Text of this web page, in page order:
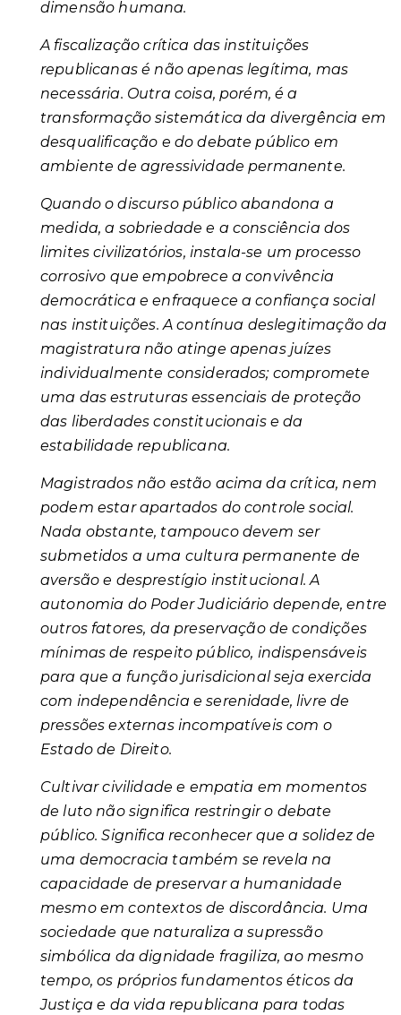
dimensão humana.
A fiscalização crítica das instituições
republicanas é não apenas legítima, mas
necessária. Outra coisa, porém, é a
transformação sistemática da divergência em
desqualificação e do debate público em
ambiente de agressividade permanente.
Quando o discurso público abandona a
medida, a sobriedade e a consciência dos
limites civilizatórios, instala-se um processo
corrosivo que empobrece a convivência
democrática e enfraquece a confiança social
nas instituições. A contínua deslegitimação da
magistratura não atinge apenas juízes
individualmente considerados; compromete
uma das estruturas essenciais de proteção
das liberdades constitucionais e da
estabilidade republicana.
Magistrados não estão acima da crítica, nem
podem estar apartados do controle social.
Nada obstante, tampouco devem ser
submetidos a uma cultura permanente de
aversão e desprestígio institucional. A
autonomia do Poder Judiciário depende, entre
outros fatores, da preservação de condições
mínimas de respeito público, indispensáveis
para que a função jurisdicional seja exercida
com independência e serenidade, livre de
pressões externas incompatíveis com o
Estado de Direito.
Cultivar civilidade e empatia em momentos
de luto não significa restringir o debate
público. Significa reconhecer que a solidez de
uma democracia também se revela na
capacidade de preservar a humanidade
mesmo em contextos de discordância. Uma
sociedade que naturaliza a supressão
simbólica da dignidade fragiliza, ao mesmo
tempo, os próprios fundamentos éticos da
Justiça e da vida republicana para todas